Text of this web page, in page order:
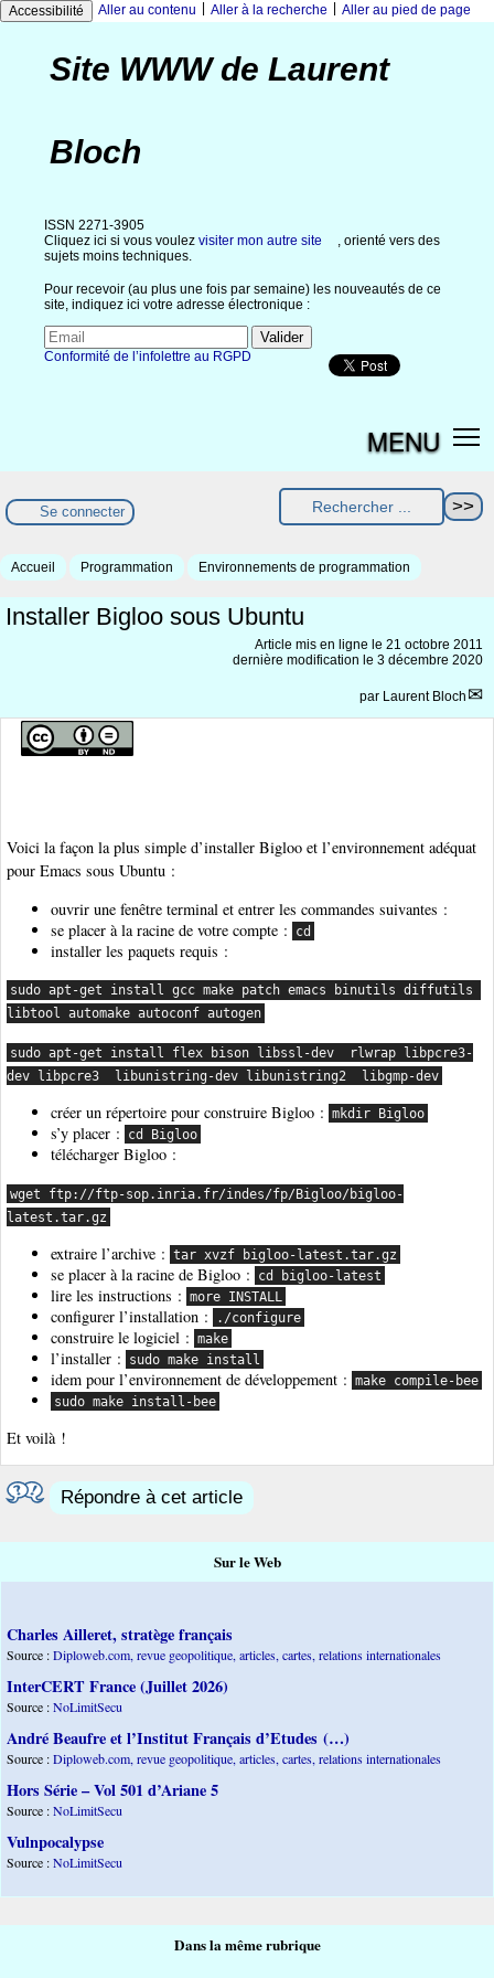
Accessibilité Aller au contenu Aller à la recherche Aller au pied de page
Site WWW de Laurent
Bloch
ISSN 2271-3905
Cliquez ici si vous voulez visiter mon autre site
, orienté vers des
sujets moins techniques.
Pour recevoir (au plus une fois par semaine) les nouveautés de ce
site, indiquez ici votre adresse électronique :
Conformité de l’infolettre au RGPD
MENU
Se connecter
Accueil Programmation Environnements de programmation
Installer Bigloo sous Ubuntu
Article mis en ligne le 21 octobre 2011
dernière modification le 3 décembre 2020
par Laurent Bloch
Voici la façon la plus simple d’installer Bigloo et l’environnement adéquat
pour Emacs sous Ubuntu :
ouvrir une fenêtre terminal et entrer les commandes suivantes :
se placer à la racine de votre compte :
cd
installer les paquets requis :
sudo apt-get install gcc make patch emacs binutils diffutils
libtool automake autoconf autogen
sudo apt-get install flex bison libssl-dev  rlwrap libpcre3-
dev libpcre3  libunistring-dev libunistring2  libgmp-dev
créer un répertoire pour construire Bigloo : mkdir Bigloo
s’y placer : cd Bigloo
télécharger Bigloo :
wget ftp://ftp-sop.inria.fr/indes/fp/Bigloo/bigloo-
latest.tar.gz
extraire l’archive : tar xvzf bigloo-latest.tar.gz
se placer à la racine de Bigloo : cd bigloo-latest
lire les instructions : more INSTALL
configurer l’installation : ./configure
construire le logiciel : make
l’installer : sudo make install
idem pour l’environnement de développement : make compile-bee
sudo make install-bee
Et voilà !
Répondre à cet article
Sur le Web
Charles Ailleret, stratège français
Source :Diploweb.com, revue geopolitique, articles, cartes, relations internationales
InterCERT France (Juillet 2026)
Source :NoLimitSecu
André Beaufre et l’Institut Français d’Etudes (…)
Source :Diploweb.com, revue geopolitique, articles, cartes, relations internationales
Hors Série – Vol 501 d’Ariane 5
Source :NoLimitSecu
Vulnpocalypse
Source :NoLimitSecu
Dans la même rubrique